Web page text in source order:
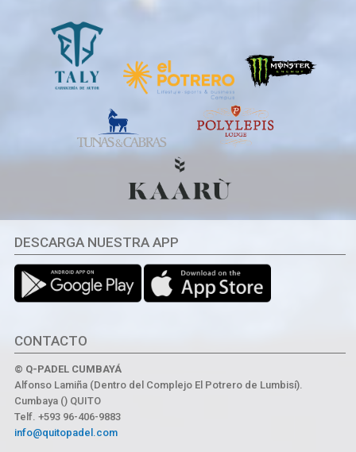
DESCARGA NUESTRA APP
CONTACTO
© Q-PADEL CUMBAYÁ
Alfonso Lamiña (Dentro del Complejo El Potrero de Lumbisí).
Cumbaya () QUITO
Telf. +593 96-406-9883
info@quitopadel.com